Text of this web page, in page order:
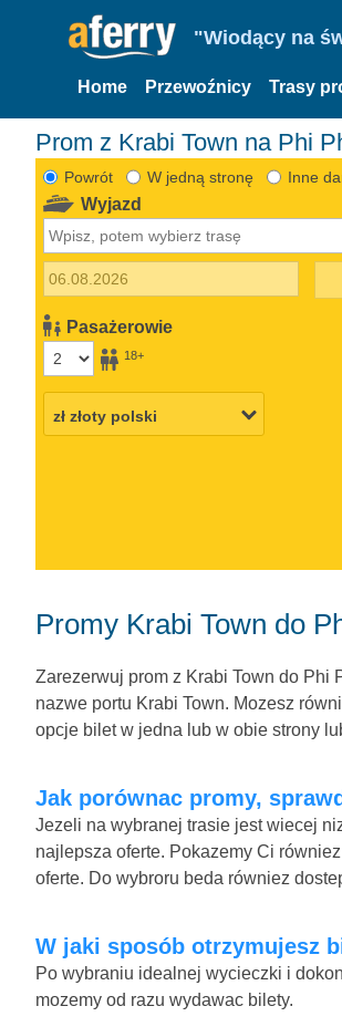
"Wiodący na
Home Przewoźnicy Trasy
Prom z Krabi Town na Phi
Powrót W jedną stronę Inne
Wyjazd
Pasażerowie
18+
Promy Krabi Town do
Zarezerwuj prom z Krabi Town do Phi
nazwe portu Krabi Town. Mozesz
opcje bilet w jedna lub w obie strony
Jak porównac promy,
Jezeli na wybranej trasie jest wiecej
najlepsza oferte. Pokazemy Ci
oferte. Do wybroru beda równiez
W jaki sposób
Po wybraniu idealnej wycieczki i
mozemy od razu wydawac bilety.